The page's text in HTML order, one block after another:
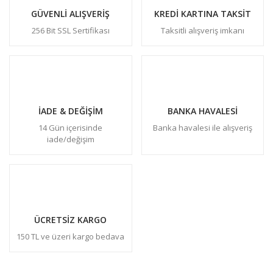
GÜVENLİ ALIŞVERİŞ
256 Bit SSL Sertifikası
KREDİ KARTINA TAKSİT
Taksitli alışveriş imkanı
İADE & DEĞİŞİM
14 Gün içerisinde
iade/değişim
BANKA HAVALESİ
Banka havalesi ile alışveriş
ÜCRETSİZ KARGO
150 TL ve üzeri kargo bedava